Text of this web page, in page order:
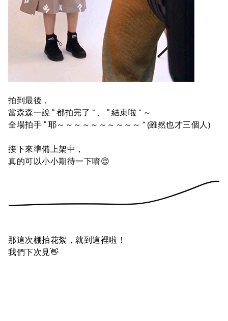
拍到最後，
當森森一說 “ 都拍完了 ” 、 “ 結束啦 ” ～
全場拍手 “ 耶～～～～～～～～～～ ” (雖然也才三個人)
接下來準備上架中，
真的可以小小期待一下唷😌
那這次棚拍花絮，就到這裡啦！
我們下次見👋